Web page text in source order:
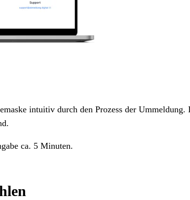
intuitiv durch den Prozess der
ca. 5 Minuten.